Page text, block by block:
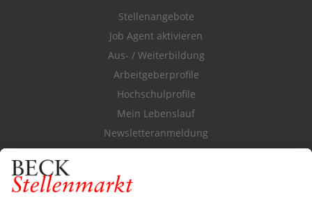
Stellenangebote
Job Agent aktivieren
Aus- / Weiterbildung
Arbeitgeberprofile
Hochschulprofile
Mein Lebenslauf
Newsletteranmeldung
Durchsuchen Sie den Stellenkatalog
FÜR ARBEITGEBER